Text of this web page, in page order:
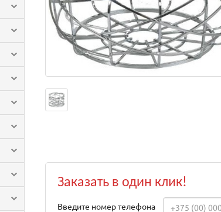
Заказать в один клик!
Введите номер телефона